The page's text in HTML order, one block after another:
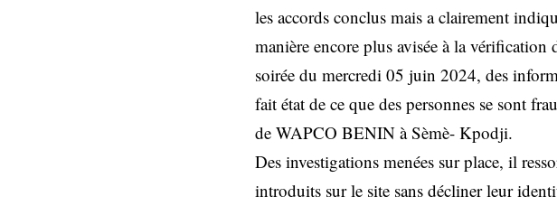
les accords conclus mais a clairement
manière encore plus avisée à la vérification
soirée du mercredi 05 juin 2024, des
fait état de ce que des personnes se sont
de WAPCO BENIN à Sèmè- Kpodji.
Des investigations menées sur place, il
introduits sur le site sans décliner leur